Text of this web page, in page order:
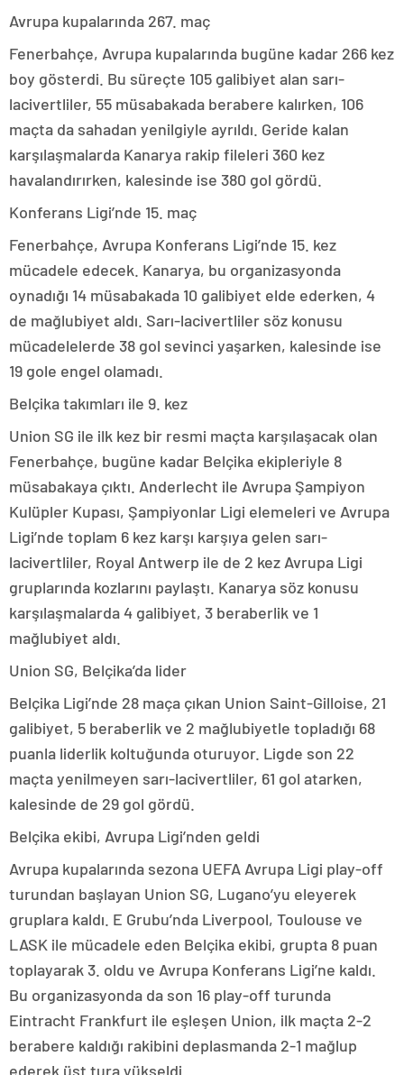
Avrupa kupalarında 267. maç
Fenerbahçe, Avrupa kupalarında bugüne kadar 266 kez
boy gösterdi. Bu süreçte 105 galibiyet alan sarı-
lacivertliler, 55 müsabakada berabere kalırken, 106
maçta da sahadan yenilgiyle ayrıldı. Geride kalan
karşılaşmalarda Kanarya rakip fileleri 360 kez
havalandırırken, kalesinde ise 380 gol gördü.
Konferans Ligi’nde 15. maç
Fenerbahçe, Avrupa Konferans Ligi’nde 15. kez
mücadele edecek. Kanarya, bu organizasyonda
oynadığı 14 müsabakada 10 galibiyet elde ederken, 4
de mağlubiyet aldı. Sarı-lacivertliler söz konusu
mücadelelerde 38 gol sevinci yaşarken, kalesinde ise
19 gole engel olamadı.
Belçika takımları ile 9. kez
Union SG ile ilk kez bir resmi maçta karşılaşacak olan
Fenerbahçe, bugüne kadar Belçika ekipleriyle 8
müsabakaya çıktı. Anderlecht ile Avrupa Şampiyon
Kulüpler Kupası, Şampiyonlar Ligi elemeleri ve Avrupa
Ligi’nde toplam 6 kez karşı karşıya gelen sarı-
lacivertliler, Royal Antwerp ile de 2 kez Avrupa Ligi
gruplarında kozlarını paylaştı. Kanarya söz konusu
karşılaşmalarda 4 galibiyet, 3 beraberlik ve 1
mağlubiyet aldı.
Union SG, Belçika’da lider
Belçika Ligi’nde 28 maça çıkan Union Saint-Gilloise, 21
galibiyet, 5 beraberlik ve 2 mağlubiyetle topladığı 68
puanla liderlik koltuğunda oturuyor. Ligde son 22
maçta yenilmeyen sarı-lacivertliler, 61 gol atarken,
kalesinde de 29 gol gördü.
Belçika ekibi, Avrupa Ligi’nden geldi
Avrupa kupalarında sezona UEFA Avrupa Ligi play-off
turundan başlayan Union SG, Lugano’yu eleyerek
gruplara kaldı. E Grubu’nda Liverpool, Toulouse ve
LASK ile mücadele eden Belçika ekibi, grupta 8 puan
toplayarak 3. oldu ve Avrupa Konferans Ligi’ne kaldı.
Bu organizasyonda da son 16 play-off turunda
Eintracht Frankfurt ile eşleşen Union, ilk maçta 2-2
berabere kaldığı rakibini deplasmanda 2-1 mağlup
ederek üst tura yükseldi.